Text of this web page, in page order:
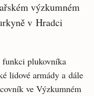
výzkumném
v Hradci
plukovníka
lidové armády a dále
ve Výzkumném